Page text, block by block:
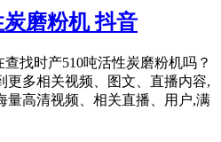
炭磨粉机 抖音
找时产510吨活性炭磨粉机吗？
更多相关视频、图文、直播内容,
量高清视频、相关直播、用户,满